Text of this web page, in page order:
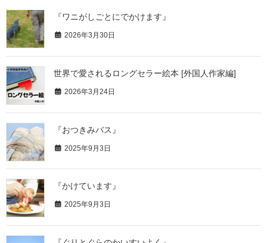
『ワニがしごとにでかけます』
2026年3月30日
世界で愛されるロングセラー絵本 [外国人作家編]
2026年3月24日
『おつきみバス』
2025年9月3日
『かけています』
2025年9月3日